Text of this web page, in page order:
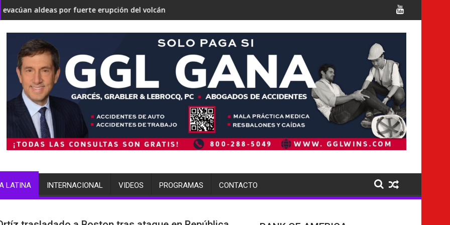
en una 'Gaza silenciosa'
su estrategia nuclear
fuerte erupción del volcán de Fuegoterminó arrestada por múltiples cargos Italia confirma la muerte de 7 nacionales
LATINA INTERNACIONAL VIDEOS PROGRAMAS CONTACTO